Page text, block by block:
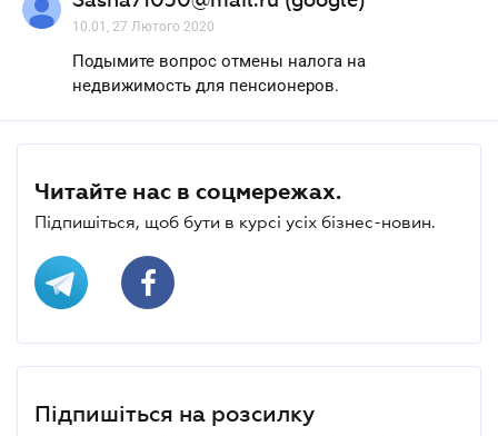
10.01, 27 Лютого 2020
Подымите вопрос отмены налога на
недвижимость для пенсионеров.
Читайте нас в соцмережах.
Підпишіться, щоб бути в курсі усіх бізнес-новин.
Підпишіться на розсилку